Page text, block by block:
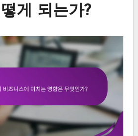
게 되는가?